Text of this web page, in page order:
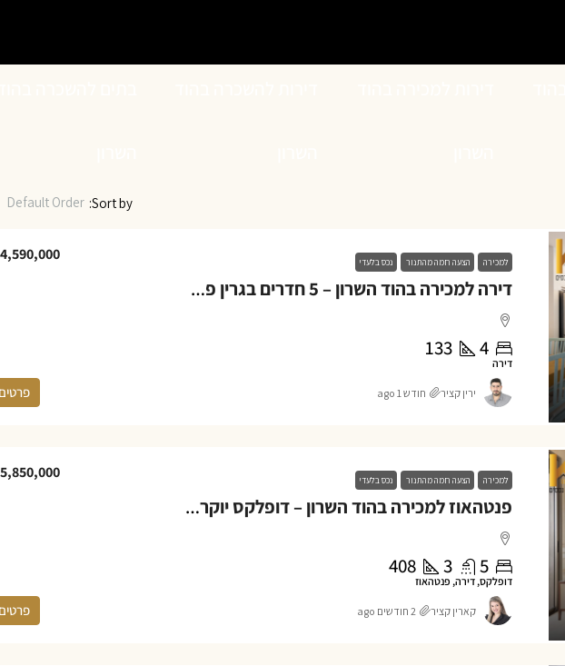
Sort by:
Default Order
למכירה הצעה חמה מהתנור נכס בלעדי
דירה למכירה בהוד השרון – 5 חדרים בגרין פארק החדשה
4
133
דירה
ירין קציר חודש 1 ago
למכירה הצעה חמה מהתנור נכס בלעדי
פנטהאוז למכירה בהוד השרון – דופלקס יוקרתי 5 חדרים במגדיאל
5
3
408
דופלקס, דירה, פנטהאוז
קארין קציר 2 חודשים ago